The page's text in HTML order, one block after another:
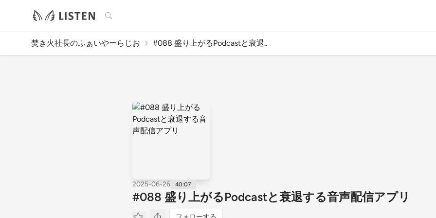
検索
焚き火社長のふぁいやーらじお #088 盛り上がるPodcastと衰退..
2025-06-26 40:07
#088 盛り上がるPodcastと衰退する音声配信アプリ